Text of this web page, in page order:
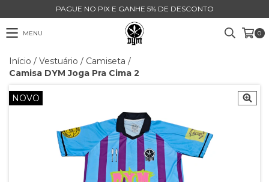
PAGUE NO PIX E GANHE 5% DE DESCONTO
MENU 0
Início / Vestuário / Camiseta /
Camisa DYM Joga Pra Cima 2
NOVO